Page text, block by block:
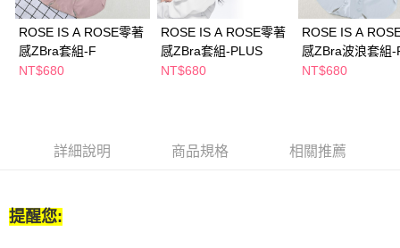
【注意事項】
１．透過由恩沛科技股份有限公司提供之「AFTEE先享後付」服務完成之交
易，需依本服務之必要範圍內提供個人資料，並將交易相關給付款項請求債
權轉讓予恩沛科技股份有限公司。
５．嚴禁一人註冊多個帳號或使用他人資訊註冊。若發現惡意使用之情形，
7-11取貨付款
每筆NT$65，滿NT$490(含以上)免運費
付款後7-11取貨
每筆NT$100，滿NT$790(含以上)免運費
每筆NT$80，滿NT$290(含以上)免運費
ROSE IS A ROSE零著
感ZBra套組-F
NT$680
ROSE IS A ROSE零著
感ZBra套組-PLUS
NT$680
ROSE IS A
感ZBra波浪套組-
NT$680
詳細說明 商品規格 相關推薦
提醒您: